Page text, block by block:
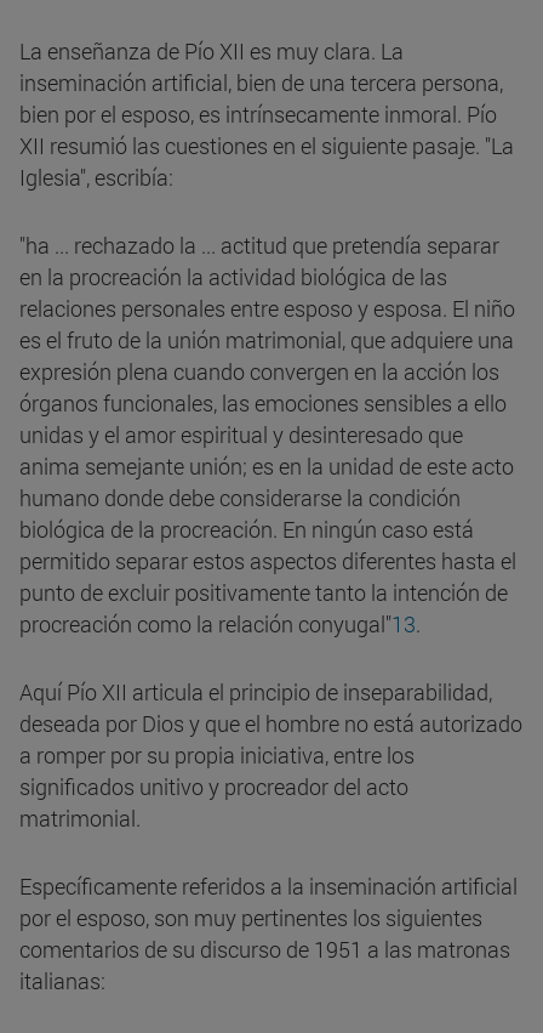
La enseñanza de Pío XII es muy clara. La
inseminación artificial, bien de una tercera persona,
bien por el esposo, es intrínsecamente inmoral. Pío
XII resumió las cuestiones en el siguiente pasaje. "La
Iglesia", escribía:
"ha ... rechazado la ... actitud que pretendía separar
en la procreación la actividad biológica de las
relaciones personales entre esposo y esposa. El niño
es el fruto de la unión matrimonial, que adquiere una
expresión plena cuando convergen en la acción los
órganos funcionales, las emociones sensibles a ello
unidas y el amor espiritual y desinteresado que
anima semejante unión; es en la unidad de este acto
humano donde debe considerarse la condición
biológica de la procreación. En ningún caso está
permitido separar estos aspectos diferentes hasta el
punto de excluir positivamente tanto la intención de
procreación como la relación conyugal"13.
Aquí Pío XII articula el principio de inseparabilidad,
deseada por Dios y que el hombre no está autorizado
a romper por su propia iniciativa, entre los
significados unitivo y procreador del acto
matrimonial.
Específicamente referidos a la inseminación artificial
por el esposo, son muy pertinentes los siguientes
comentarios de su discurso de 1951 a las matronas
italianas: